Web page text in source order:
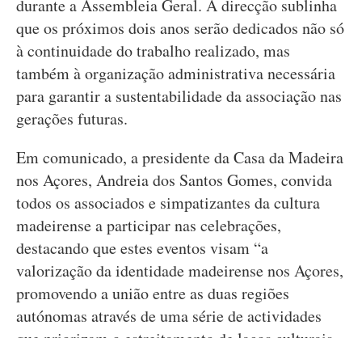
durante a Assembleia Geral. A direcção sublinha
que os próximos dois anos serão dedicados não só
à continuidade do trabalho realizado, mas
também à organização administrativa necessária
para garantir a sustentabilidade da associação nas
gerações futuras.
Em comunicado, a presidente da Casa da Madeira
nos Açores, Andreia dos Santos Gomes, convida
todos os associados e simpatizantes da cultura
madeirense a participar nas celebrações,
destacando que estes eventos visam “a
valorização da identidade madeirense nos Açores,
promovendo a união entre as duas regiões
autónomas através de uma série de actividades